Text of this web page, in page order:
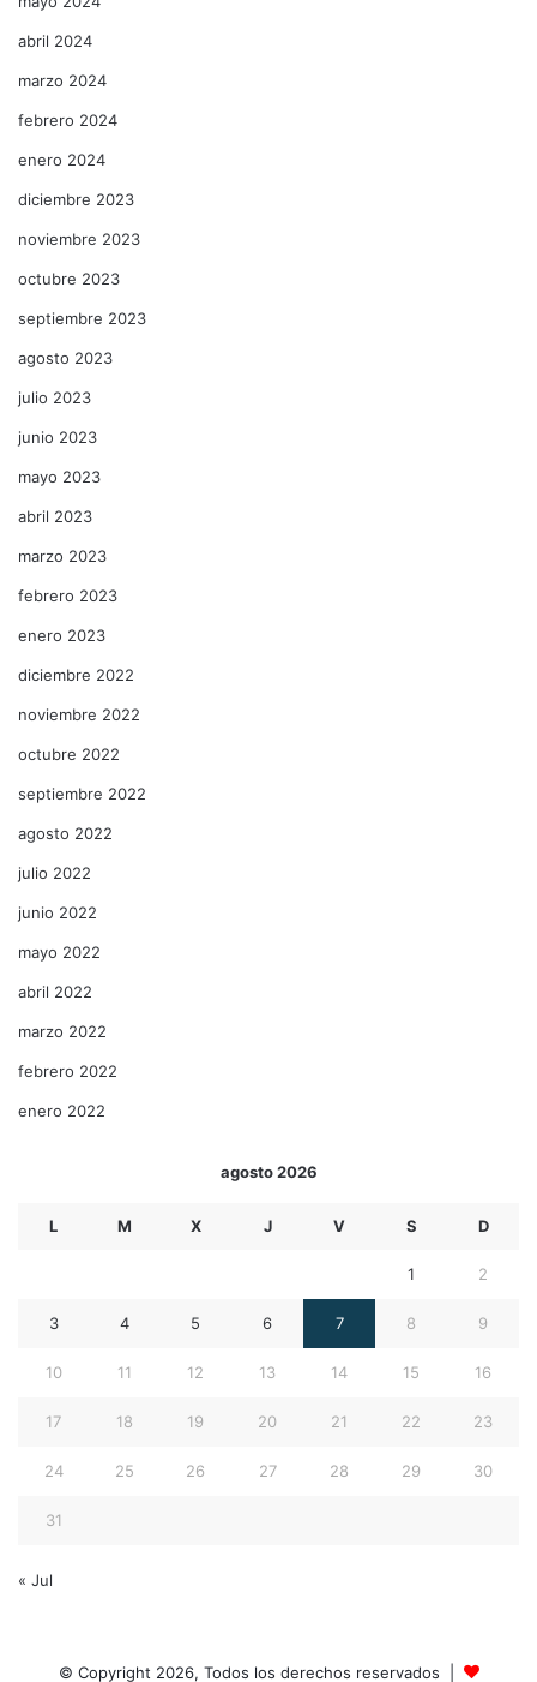
abril 2024
marzo 2024
febrero 2024
enero 2024
diciembre 2023
noviembre 2023
octubre 2023
septiembre 2023
agosto 2023
julio 2023
junio 2023
mayo 2023
abril 2023
marzo 2023
febrero 2023
enero 2023
diciembre 2022
noviembre 2022
octubre 2022
septiembre 2022
agosto 2022
julio 2022
junio 2022
mayo 2022
abril 2022
marzo 2022
febrero 2022
enero 2022
agosto 2026
L M X J V S D
1 2
3 4 5 6 7 8 9
10 11 12 13 14 15 16
17 18 19 20 21 22 23
24 25 26 27 28 29 30
31
« Jul
© Copyright 2026, Todos los derechos reservados |